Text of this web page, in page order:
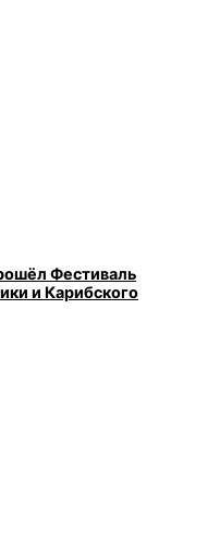
Фестиваль
и Карибского